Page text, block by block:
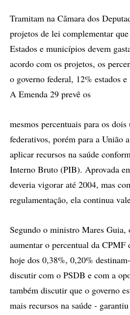
Tramitam na Câmara dos
projetos de lei complementar
Estados e municípios devem
acordo com os projetos, os
o governo federal, 12% estados
A Emenda 29 prevê os
mesmos percentuais para os
federativos, porém para a União
aplicar recursos na saúde
Interno Bruto (PIB). Aprovada
deveria vigorar até 2004, mas
regulamentação, ela continua
Segundo o ministro Mares Guia,
aumentar o percentual da CPMF
hoje dos 0,38%, 0,20%
discutir com o PSDB e com a
também discutir que o governo
mais recursos na saúde -